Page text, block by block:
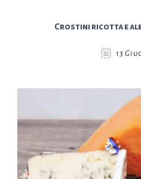
Crostini ricotta e
13